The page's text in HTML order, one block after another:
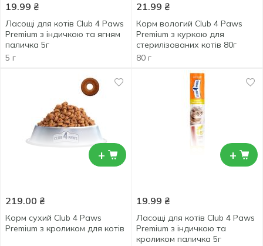
19.99 ₴
Ласощі для котів Club 4 Paws
Premium з індичкою та ягням
паличка 5г
5 г
21.99 ₴
Корм вологий Club 4 Paws
Premium з куркою для
стерилізованих котів 80г
80 г
+
219.00 ₴
Корм сухий Club 4 Paws
Premium з кроликом для котів
+
19.99 ₴
Ласощі для котів Club 4 Paws
Premium з індичкою та
кроликом паличка 5г